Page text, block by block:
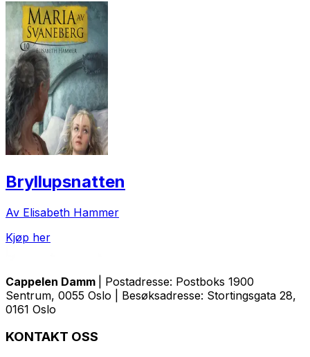
Bryllupsnatten
Av Elisabeth Hammer
Kjøp her
Cappelen Damm
| Postadresse: Postboks 1900
Sentrum, 0055 Oslo | Besøksadresse: Stortingsgata 28,
0161 Oslo
KONTAKT OSS